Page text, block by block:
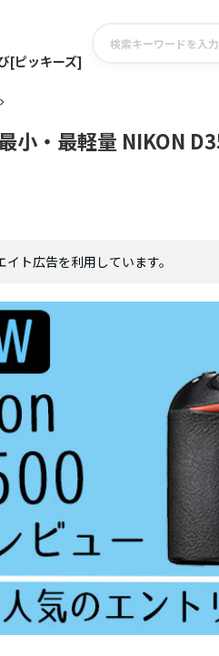
[ピッキーズ]
小・最軽量 NIKON
ト広告を利用しています。